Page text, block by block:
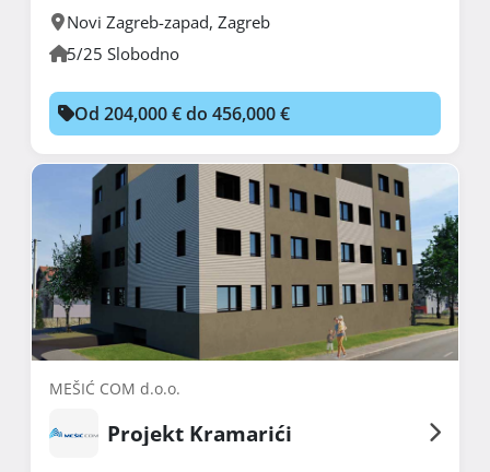
Novi Zagreb-zapad, Zagreb
5/25 Slobodno
Od 204,000 € do 456,000 €
MEŠIĆ COM d.o.o.
Projekt Kramarići